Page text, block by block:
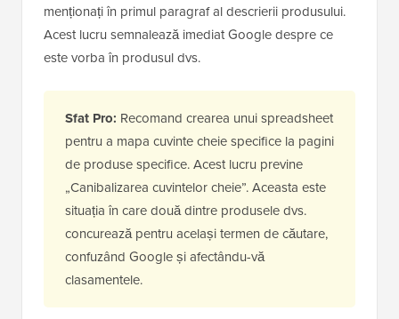
menționați în primul paragraf al descrierii produsului.
Acest lucru semnalează imediat Google despre ce
este vorba în produsul dvs.
Sfat Pro: Recomand crearea unui spreadsheet
pentru a mapa cuvinte cheie specifice la pagini
de produse specifice. Acest lucru previne
„Canibalizarea cuvintelor cheie”. Aceasta este
situația în care două dintre produsele dvs.
concurează pentru același termen de căutare,
confuzând Google și afectându-vă
clasamentele.